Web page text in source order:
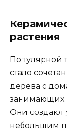
растения
Популярной
стало
дерева с
занимающих
Они создают
небольшим